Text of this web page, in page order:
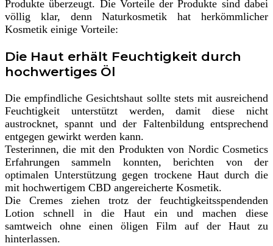
Produkte überzeugt. Die Vorteile der Produkte sind dabei
völlig klar, denn Naturkosmetik hat herkömmlicher
Kosmetik einige Vorteile:
Die Haut erhält Feuchtigkeit durch
hochwertiges Öl
Die empfindliche Gesichtshaut sollte stets mit ausreichend
Feuchtigkeit unterstützt werden, damit diese nicht
austrocknet, spannt und der Faltenbildung entsprechend
entgegen gewirkt werden kann.
Testerinnen, die mit den Produkten von Nordic Cosmetics
Erfahrungen sammeln konnten, berichten von der
optimalen Unterstützung gegen trockene Haut durch die
mit hochwertigem CBD angereicherte Kosmetik.
Die Cremes ziehen trotz der feuchtigkeitsspendenden
Lotion schnell in die Haut ein und machen diese
samtweich ohne einen öligen Film auf der Haut zu
hinterlassen.